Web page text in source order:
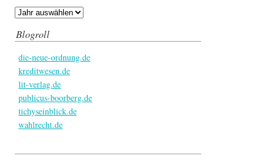
Blogroll
die-neue-ordnung.de
kreditwesen.de
lit-verlag.de
publicus-boorberg.de
tichyseinblick.de
wahlrecht.de